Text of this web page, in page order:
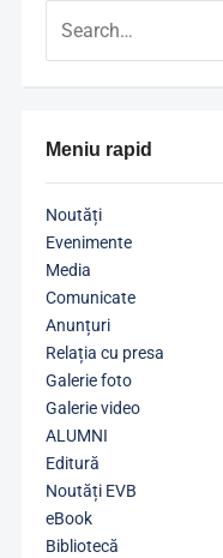
Meniu rapid
Noutăți
Evenimente
Media
Comunicate
Anunțuri
Relația cu presa
Galerie foto
Galerie video
ALUMNI
Editură
Noutăți EVB
eBook
Bibliotecă